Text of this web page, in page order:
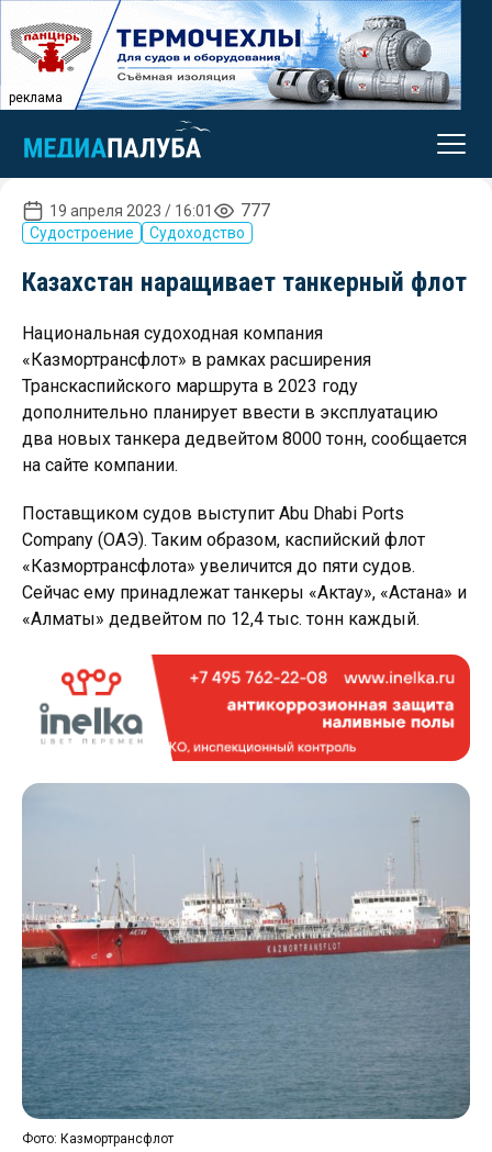
реклама
19 апреля 2023 / 16:01 777
Судостроение Судоходство
Казахстан наращивает танкерный флот
Национальная судоходная компания
«Казмортрансфлот» в рамках расширения
Транскаспийского маршрута в 2023 году
дополнительно планирует ввести в эксплуатацию
два новых танкера дедвейтом 8000 тонн, сообщается
на сайте компании.
Поставщиком судов выступит Abu Dhabi Ports
Company (ОАЭ). Таким образом, каспийский флот
«Казмортрансфлота» увеличится до пяти судов.
Сейчас ему принадлежат танкеры «Актау», «Астана» и
«Алматы» дедвейтом по 12,4 тыс. тонн каждый.
Фото: Казмортрансфлот